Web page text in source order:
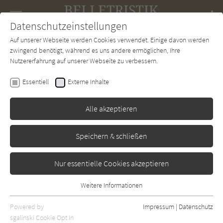
SUCHE Forum Charts Newsletter
Hernan Diaz
In der Ferne
Erschienen: Februar 2021
Datenschutzeinstellungen
Auf unserer Webseite werden Cookies verwendet. Einige davon werden
zwingend benötigt, während es uns andere ermöglichen, Ihre
Nutzererfahrung auf unserer Webseite zu verbessern.
Essentiell Externe Inhalte
Alle akzeptieren
Speichern & schließen
Nur essentielle Cookies akzeptieren
Essentielle Cookies werden für grundlegende Funktionen der
Webseite benötigt. Dadurch ist gewährleistet, dass die Webseite
Weitere Informationen
Powered by
sgalinski Cookie Opt In
Impressum | Datenschutz